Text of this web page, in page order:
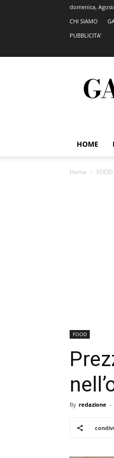
domenica,
CHI SIAMO
PUBBLICITA’
HOME
Home FOOD
FOOD
By redazione -